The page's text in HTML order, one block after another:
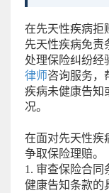
在先天性疾病拒
先天性疾病免责
处理保险纠纷经
律师咨询服务，
疾病未健康告知
况。
在面对先天性疾
争取保险理赔。
1. 审查保险合同
健康告知条款的